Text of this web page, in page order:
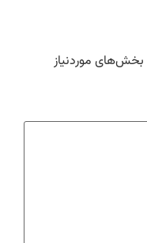
بخش‌های موردنیاز